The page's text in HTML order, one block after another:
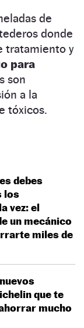
de
donde
tratamiento y
para
son
a la
tóxicos.
debes
los
vez: el
un mecánico
miles de
que te
mucho